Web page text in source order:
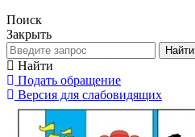
Поиск
Закрыть
Найти
Найти
Подать обращение
Версия для слабовидящих